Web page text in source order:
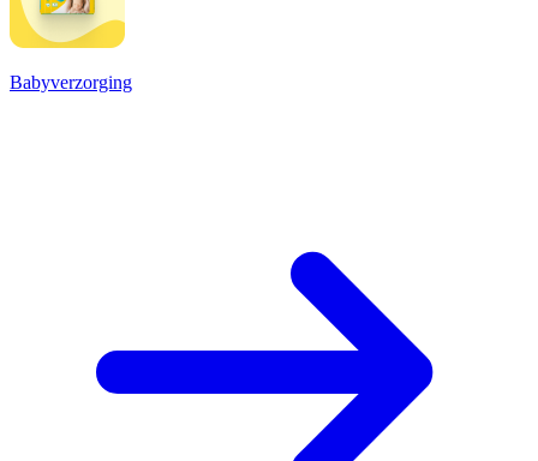
Babyverzorging